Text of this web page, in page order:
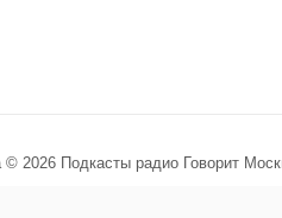
© 2026 Подкасты радио Говорит